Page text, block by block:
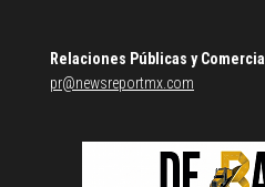
Relaciones Públicas y Comercial
pr@newsreportmx.com